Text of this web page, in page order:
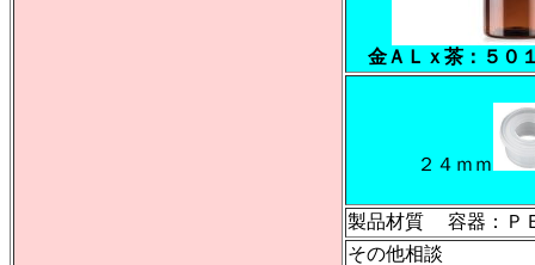
金ＡＬｘ茶：５０
２４ｍｍ
製品材質 容器：
その他相談